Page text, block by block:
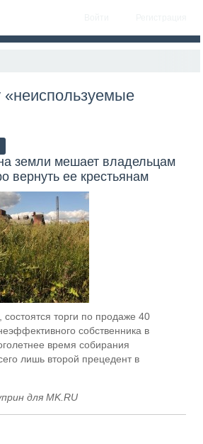
«неиспользуемые
земли мешает владельцам
вернуть ее крестьянам
состоятся торги по продаже 40
собственника в
время собирания
лишь второй прецедент в
для MK.RU